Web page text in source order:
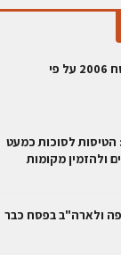
היעדים המובילים בפסח 2006 על פי
הטיסות לסוכות כמעט
ולהזמין מקומות
ולארה"ב בפסח כבר